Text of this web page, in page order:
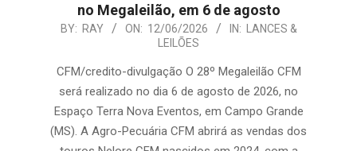
no Megaleilão, em 6 de agosto
2026-
12
BY: RAY ON: 12/06/2026 IN:
LANCES &
LEILÕES
CFM/credito-divulgação O 28º Megaleilão CFM
será realizado no dia 6 de agosto de 2026, no
Espaço Terra Nova Eventos, em Campo Grande
(MS). A Agro-Pecuária CFM abrirá as vendas dos